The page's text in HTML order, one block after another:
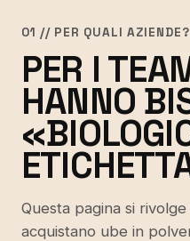
01 // PER QUALI AZIENDE?
PER I
HANNO
Questa pagina si
acquistano ube in